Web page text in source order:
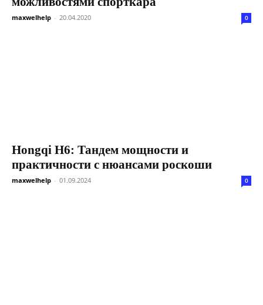
maxwelhelp - 20.04.2020 0
Hongqi H6: Тандем мощности и
практичности с нюансами роскоши
maxwelhelp - 01.09.2024 0